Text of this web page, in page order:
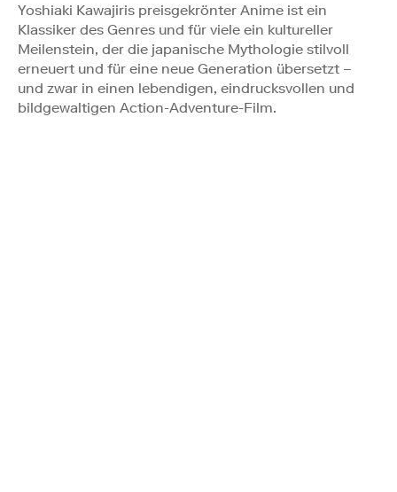
Yoshiaki Kawajiris preisgekrönter Anime ist ein
Klassiker des Genres und für viele ein kultureller
Meilenstein, der die japanische Mythologie stilvoll
erneuert und für eine neue Generation übersetzt –
und zwar in einen lebendigen, eindrucksvollen und
bildgewaltigen Action-Adventure-Film.